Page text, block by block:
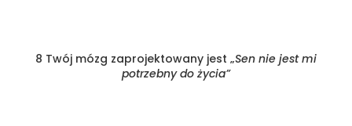
8 Twój mózg zaprojektowany jest „Sen nie jest mi
potrzebny do życia”